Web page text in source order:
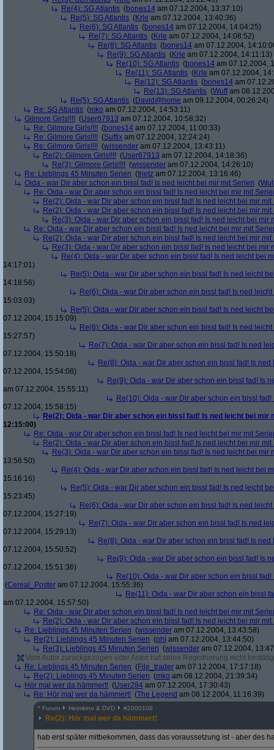
Re(4): SG Atlantis (bones14 am 07.12.2004, 13:37:10)
Re(5): SG Atlantis (Krle am 07.12.2004, 13:40:36)
Re(6): SG Atlantis (bones14 am 07.12.2004, 14:04:25)
Re(7): SG Atlantis (Krle am 07.12.2004, 14:08:52)
Re(8): SG Atlantis (bones14 am 07.12.2004,
Re(9): SG Atlantis (Krle am 07.12.2004, 14:11:13)
Re(10): SG Atlantis (bones14 am 07.12.2004,
Re(11): SG Atlantis (Krle am 07.12.2004,
Re(12): SG Atlantis (bones14 am
Re(13): SG Atlantis (Wuffam
Re(5): SG Atlantis (David@home am 09.12.2004, 00:26:24)
Re: SG Atlantis (mko am 07.12.2004, 14:53:11)
Gilmore Girls!!!! (User67913 am 07.12.2004, 10:58:32)
Re: Gilmore Girls!!!! (bones14 am 07.12.2004, 11:00:33)
Re: Gilmore Girls!!!! (Suffix am 07.12.2004, 12:24:24)
Re: Gilmore Girls!!!! (wissender am 07.12.2004, 13:43:11)
Re(2): Gilmore Girls!!!! (User67913 am 07.12.2004, 14:18:36)
Re(3): Gilmore Girls!!!! (wissender am 07.12.2004, 14:26:10)
Re: Lieblings 45 Minuten Serien (frietz am 07.12.2004, 13:16:46)
Oida - war Dir aber schon ein bissl fad! Is ned leicht bei mir mit Serien (
Re: Oida - war Dir aber schon ein bissl fad! Is ned leicht bei mir mit
Re(2): Oida - war Dir aber schon ein bissl fad! Is ned leicht bei mir mit
Re(2): Oida - war Dir aber schon ein bissl fad! Is ned leicht bei mir mit
Re(3): Oida - war Dir aber schon ein bissl fad! Is ned leicht bei mir
Re: Oida - war Dir aber schon ein bissl fad! Is ned leicht bei mir mit
Re(2): Oida - war Dir aber schon ein bissl fad! Is ned leicht bei mir mit
Re(3): Oida - war Dir aber schon ein bissl fad! Is ned leicht bei mir
Re(4): Oida - war Dir aber schon ein bissl fad! Is ned leicht bei
14:17:01)
Re(5): Oida - war Dir aber schon ein bissl fad! Is ned leicht
14:18:56)
Re(6): Oida - war Dir aber schon ein bissl fad! Is ned
15:03:03)
Re(5): Oida - war Dir aber schon ein bissl fad! Is ned leicht
07.12.2004, 15:15:09)
Re(6): Oida - war Dir aber schon ein bissl fad! Is ned
15:27:57)
Re(7): Oida - war Dir aber schon ein bissl fad! Is ned
07.12.2004, 15:50:18)
Re(8): Oida - war Dir aber schon ein bissl fad! Is
07.12.2004, 15:54:08)
Re(9): Oida - war Dir aber schon ein bissl fad! Is
am 07.12.2004, 15:55:11)
Re(10): Oida - war Dir aber schon ein bissl
07.12.2004, 15:58:15)
Re(2): Oida - war Dir aber schon ein bissl fad! Is ned leicht bei mir
12:15:00)
Re: Oida - war Dir aber schon ein bissl fad! Is ned leicht bei mir mit
Re(2): Oida - war Dir aber schon ein bissl fad! Is ned leicht bei mir mit
Re(3): Oida - war Dir aber schon ein bissl fad! Is ned leicht bei mir
13:56:50)
Re(4): Oida - war Dir aber schon ein bissl fad! Is ned leicht bei
15:16:16)
Re(5): Oida - war Dir aber schon ein bissl fad! Is ned leicht
15:23:45)
Re(6): Oida - war Dir aber schon ein bissl fad! Is ned
07.12.2004, 15:27:19)
Re(7): Oida - war Dir aber schon ein bissl fad! Is ned
07.12.2004, 15:29:13)
Re(8): Oida - war Dir aber schon ein bissl fad! Is
07.12.2004, 15:50:52)
Re(9): Oida - war Dir aber schon ein bissl fad! Is
07.12.2004, 15:51:36)
Re(10): Oida - war Dir aber schon ein bissl
(Cereal_Poster am 07.12.2004, 15:55:36)
Re(11): Oida - war Dir aber schon ein bissl
am 07.12.2004, 15:57:50)
Re: Oida - war Dir aber schon ein bissl fad! Is ned leicht bei mir mit
Re(2): Oida - war Dir aber schon ein bissl fad! Is ned leicht bei mir mit
Re: Lieblings 45 Minuten Serien (wissender am 07.12.2004, 13:43:58)
Re(2): Lieblings 45 Minuten Serien (phj am 07.12.2004, 13:44:50)
Re(3): Lieblings 45 Minuten Serien (wissender am 07.12.2004,
Vom Autor zurückgezogen oder Autor hat seine Registrierung nicht
Re: Lieblings 45 Minuten Serien (File_trader am 07.12.2004, 17:17:18)
Re(2): Lieblings 45 Minuten Serien (mko am 08.12.2004, 21:39:34)
Hör mal wer da hämmert! (User284 am 07.12.2004, 17:30:43)
Re: Hör mal wer da hämmert! (The Legend am 08.12.2004, 11:16:39)
^ Forum Heimkino & DVD #2000108
Re(2): Hör mal wer da hämmert!
hab erst später mitbekommen, dass das voraussetzung ist - aber des